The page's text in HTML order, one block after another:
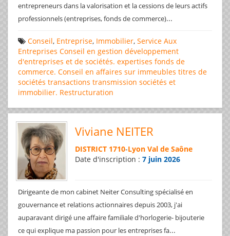
entrepreneurs dans la valorisation et la cessions de leurs actifs
professionnels (entreprises, fonds de commerce)...
Conseil, Entreprise, Immobilier, Service Aux
Entreprises Conseil en gestion développement
d'entreprises et de sociétés. expertises fonds de
commerce. Conseil en affaires sur immeubles titres de
sociétés transactions transmission sociétés et
immobilier. Restructuration
Viviane NEITER
DISTRICT 1710-Lyon Val de Saône
Date d'inscription : 7 juin 2026
Dirigeante de mon cabinet Neiter Consulting spécialisé en
gouvernance et relations actionnaires depuis 2003, j'ai
auparavant dirigé une affaire familiale d'horlogerie- bijouterie
ce qui explique ma passion pour les entreprises fa...